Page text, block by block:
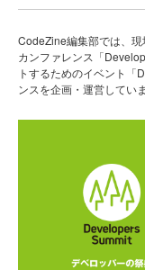
CodeZine編集部では、
カンファレンス「
トするためのイベント「
ンスを企画・運営していま